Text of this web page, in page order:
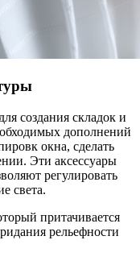
создания складок и
дополнений
окна, сделать
Эти аксессуары
регулировать
света.
притачивается
рельефности